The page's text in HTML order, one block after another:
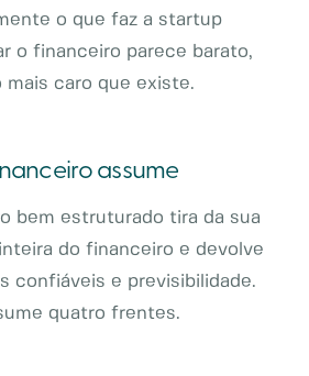
o que faz a startup
o financeiro parece barato,
mais caro que existe.
assume
bem estruturado tira da sua
do financeiro e devolve
confiáveis e previsibilidade.
quatro frentes.